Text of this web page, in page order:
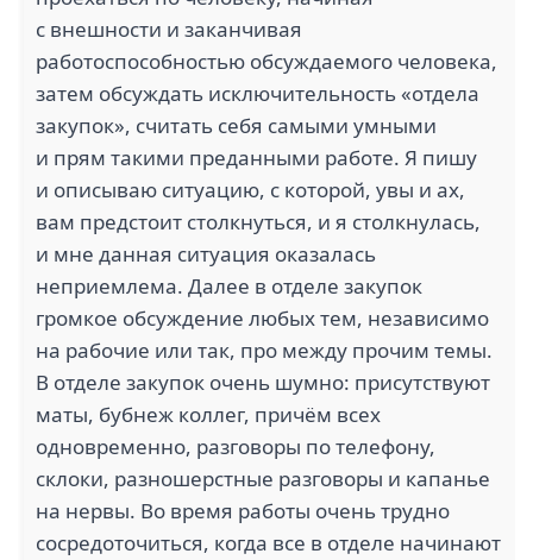
с внешности и заканчивая
работоспособностью обсуждаемого человека,
затем обсуждать исключительность «отдела
закупок», считать себя самыми умными
и прям такими преданными работе. Я пишу
и описываю ситуацию, с которой, увы и ах,
вам предстоит столкнуться, и я столкнулась,
и мне данная ситуация оказалась
неприемлема. Далее в отделе закупок
громкое обсуждение любых тем, независимо
на рабочие или так, про между прочим темы.
В отделе закупок очень шумно: присутствуют
маты, бубнеж коллег, причём всех
одновременно, разговоры по телефону,
склоки, разношерстные разговоры и капанье
на нервы. Во время работы очень трудно
сосредоточиться, когда все в отделе начинают